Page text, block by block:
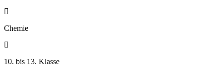

Chemie

10. bis 13. Klasse